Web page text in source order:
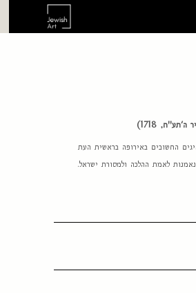
החשובים באירופה בראשית העת
לאמת ההלכה ולמסורת ישראל.